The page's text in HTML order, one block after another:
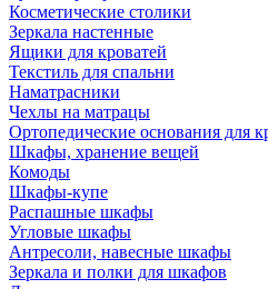
Косметические столики
Зеркала настенные
Ящики для кроватей
Текстиль для спальни
Наматрасники
Чехлы на матрацы
Ортопедические основания для
Шкафы, хранение вещей
Комоды
Шкафы-купе
Распашные шкафы
Угловые шкафы
Антресоли, навесные шкафы
Зеркала и полки для шкафов